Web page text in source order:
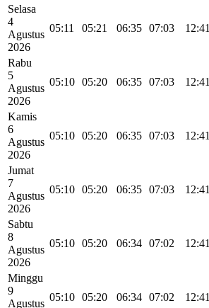
Selasa
4
Agustus
2026
05:11 05:21 06:35 07:03 12:41
Rabu
5
Agustus
2026
05:10 05:20 06:35 07:03 12:41
Kamis
6
Agustus
2026
05:10 05:20 06:35 07:03 12:41
Jumat
7
Agustus
2026
05:10 05:20 06:35 07:03 12:41
Sabtu
8
Agustus
2026
05:10 05:20 06:34 07:02 12:41
Minggu
9
Agustus
05:10 05:20 06:34 07:02 12:41